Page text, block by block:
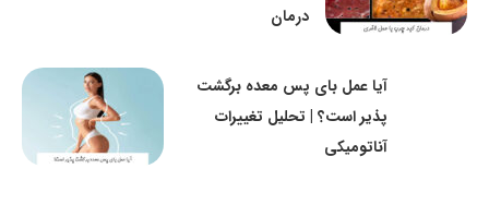
درمان
آیا عمل بای پس معده برگشت
پذیر است؟ | تحلیل تغییرات
آناتومیکی